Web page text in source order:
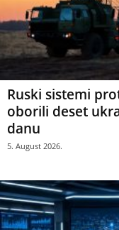
Ruski sistemi
oborili deset
danu
5. August 2026.